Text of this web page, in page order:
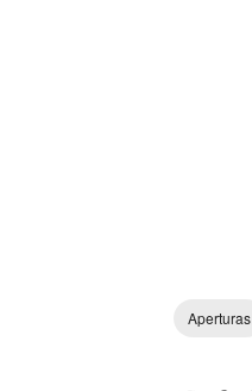
Aperturas